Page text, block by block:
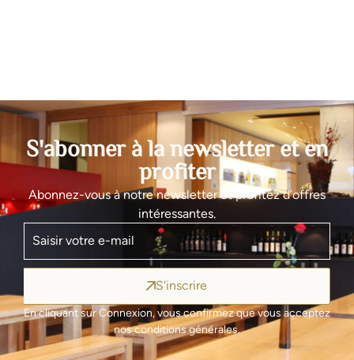
S'abonner à la newsletter et en
profiter
Abonnez-vous à notre newsletter et profitez d’offres
intéressantes.
S'inscrire
En cliquant sur Connexion, vous confirmez que vous acceptez
nos conditions générales.